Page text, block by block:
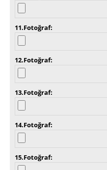
11.Fotoğraf
12.Fotoğraf
13.Fotoğraf
14.Fotoğraf
15.Fotoğraf